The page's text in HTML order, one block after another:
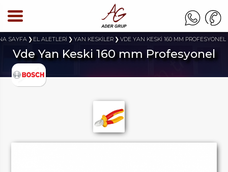
SAYFA EL ALETLERİ YAN KESKİLER VDE YAN KESKİ 160 MM PROFESYONEL
Vde Yan Keski 160 mm Profesyonel